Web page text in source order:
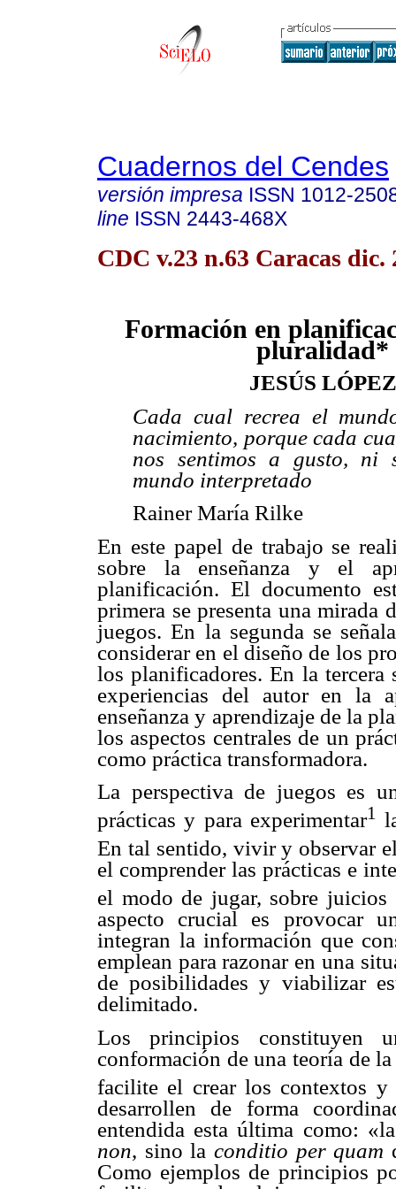
Cuadernos del Cendes
versión impresa ISSN 1012-
line ISSN 2443-468X
CDC v.23 n.63 Caracas dic.
Formación en
pluralidad*
JESÚS LÓPEZ
Cada cual recrea el
nacimiento, porque cada
nos sentimos a gusto, ni
mundo interpretado
Rainer María Rilke
En este papel de trabajo se
sobre la enseñanza y el
planificación. El documento
primera se presenta una mirada
juegos. En la segunda se
considerar en el diseño de los
los planificadores. En la tercera
experiencias del autor en la
enseñanza y aprendizaje de la
los aspectos centrales de un
como práctica transformadora.
La perspectiva de juegos es
prácticas y para experimentar1
En tal sentido, vivir y observar
el comprender las prácticas e
el modo de jugar, sobre juicios
aspecto crucial es provocar
integran la información que
emplean para razonar en una
de posibilidades y viabilizar
delimitado.
Los principios constituyen
conformación de una teoría de
facilite el crear los contextos y
desarrollen de forma
entendida esta última como:
non, sino la conditio per quam
Como ejemplos de principios